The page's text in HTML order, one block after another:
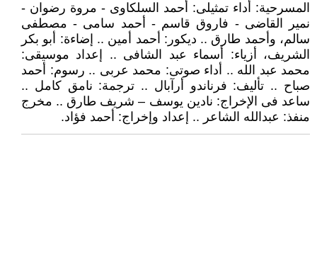
المسرحية: أداء تمثيلى: أحمد السلكاوى - مروة رضوان -
نمير القاضى - فاروق قاسم - أحمد سامى - مصطفى
سالم، وأحمد طارق .. ديكور: أحمد أمين .. إضاءة: أبو بكر
الشريف، أزياء: أسماء عبد الشافى .. إعداد موسيقى:
محمد عبد الله .. أداء صوتى: محمد عربى .. رسوم: أحمد
صباح .. تأليف: فرناندو أرآبال .. ترجمة: نامق كامل ..
ساعد فى الإخراج: نادين يوسف – شريف طارق .. مخرج
منفذ: عبدالله الشاعر .. إعداد وإخراج: أحمد فؤاد.